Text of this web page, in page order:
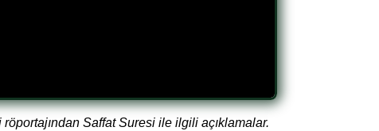
Saffat Suresi ile ilgili açıklamalar.